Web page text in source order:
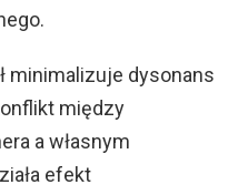
minimalizuje dysonans
między
a własnym
efekt